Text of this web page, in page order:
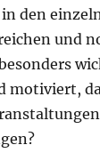
den
und
motiviert,